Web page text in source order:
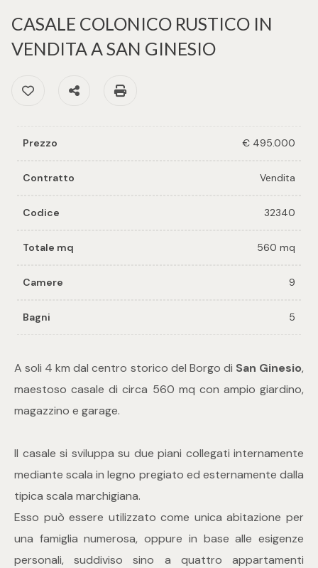
CASALE COLONICO RUSTICO IN
VENDITA A SAN GINESIO
Preferiti: Cod. 32340
Condividi
Prezzo € 495.000
Contratto Vendita
Codice 32340
Totale mq 560 mq
Camere 9
Bagni 5
A soli 4 km dal centro storico del Borgo di San Ginesio,
maestoso casale di circa 560 mq con ampio giardino,
magazzino e garage.
Il casale si sviluppa su due piani collegati internamente
mediante scala in legno pregiato ed esternamente dalla
tipica scala marchigiana.
Esso può essere utilizzato come unica abitazione per
una famiglia numerosa, oppure in base alle esigenze
personali, suddiviso sino a quattro appartamenti
Richiedi
immobile
vendi il
immobile
Contattaci
Provincia
Comune
-
Residenziali
Industriali
Prezzo